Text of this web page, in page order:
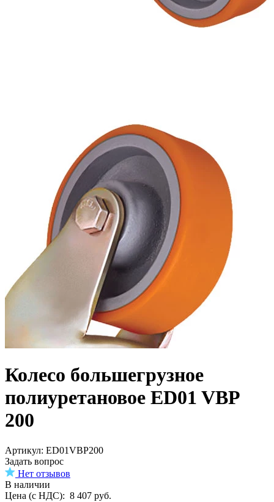
Колесо большегрузное
полиуретановое ED01 VBP
200
Aртикул: ED01VBP200
Задать вопрос
Нет отзывов
В наличии
Цена (с НДС): 8 407 руб.